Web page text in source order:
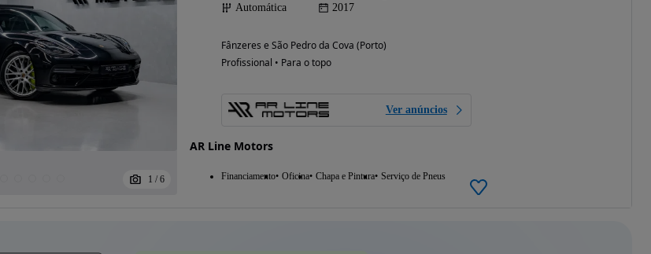
1 / 6
Automática
2017
Fânzeres e São Pedro da Cova (Porto)
Profissional • Para o topo
Ver anúncios
AR Line Motors
Financiamento Oficina Chapa e Pintura Serviço de Pneus